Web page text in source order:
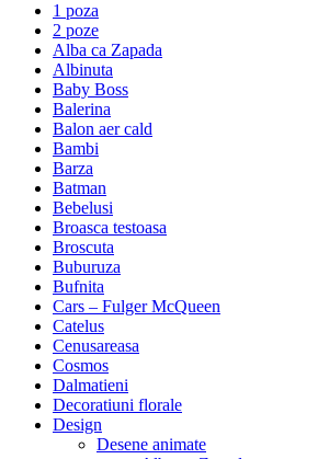
1 poza
2 poze
Alba ca Zapada
Albinuta
Baby Boss
Balerina
Balon aer cald
Bambi
Barza
Batman
Bebelusi
Broasca testoasa
Broscuta
Buburuza
Bufnita
Cars – Fulger McQueen
Catelus
Cenusareasa
Cosmos
Dalmatieni
Decoratiuni florale
Design
Desene animate